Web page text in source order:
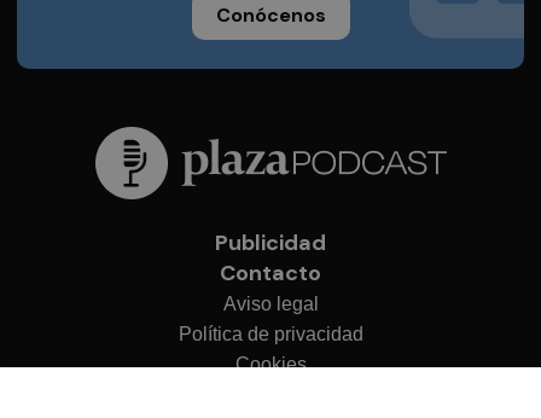
Conócenos
Publicidad
Contacto
Aviso legal
Política de privacidad
Cookies